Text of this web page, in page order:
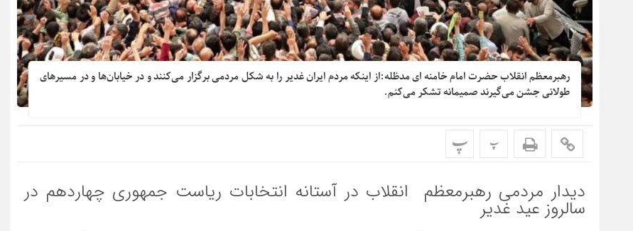
رهبرمعظم انقلاب حضرت امام خامنه ای مدظله:از اینکه مردم ایران غدیر را به شکل مردمی برگزار می‌کنند و در خیابان‌ها و در مسیرهای
طولانی جشن می‌گیرند صمیمانه تشکر می‌کنم.
پ پ
دیدار مردمی رهبرمعظم انقلاب در آستانه انتخابات ریاست جمهوری چهاردهم در
سالروز عید غدیر